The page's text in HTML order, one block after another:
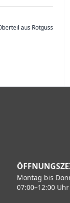
aus Rotguss
Montag bis
07:00–12:00